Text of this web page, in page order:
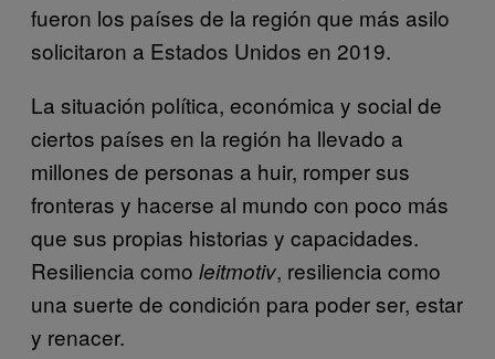
fueron los países de la región que más asilo
solicitaron a Estados Unidos en 2019.
La situación política, económica y social de
ciertos países en la región ha llevado a
millones de personas a huir, romper sus
fronteras y hacerse al mundo con poco más
que sus propias historias y capacidades.
Resiliencia como leitmotiv, resiliencia como
una suerte de condición para poder ser, estar
y renacer.